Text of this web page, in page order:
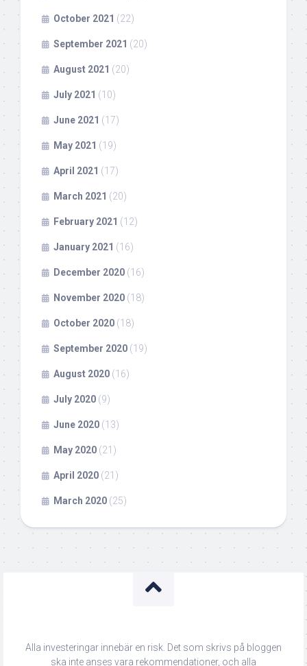
October 2021 (22)
September 2021 (20)
August 2021 (20)
July 2021 (10)
June 2021 (17)
May 2021 (19)
April 2021 (17)
March 2021 (20)
February 2021 (12)
January 2021 (16)
December 2020 (16)
November 2020 (18)
October 2020 (18)
September 2020 (19)
August 2020 (16)
July 2020 (9)
June 2020 (13)
May 2020 (21)
April 2020 (21)
March 2020 (25)
Alla investeringar innebär en risk. Det som skrivs på bloggen
ska inte anses vara rekommendationer, och alla